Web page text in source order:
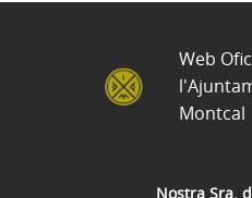
Nostra Sra.
Web
Montcal